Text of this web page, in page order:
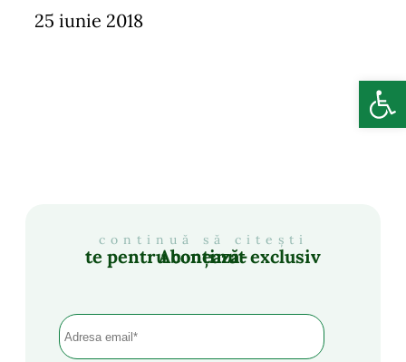
25 iunie 2018
continuă să citești
Abonează-te pentru conținut exclusiv